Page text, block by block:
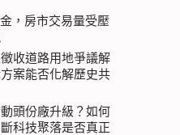
，房市交易量受壓
收道路用地爭議解
案能否化解歷史共
頭份廠升級？如何
科技聚落是否真正